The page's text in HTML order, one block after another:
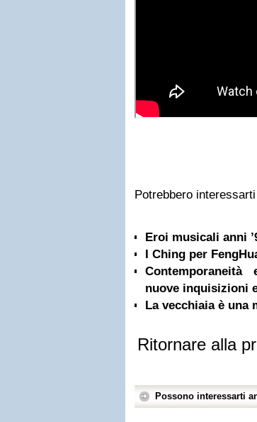
Potrebbero
Eroi musicali anni
I Ching per
Contemporaneità
nuove inquisizioni
La vecchiaia è una
Ritornare alla
Possono interessarti